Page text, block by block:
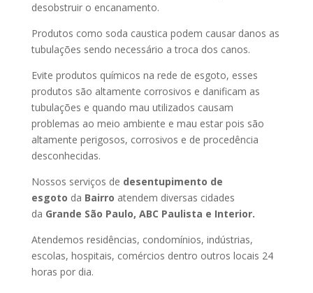
desobstruir o encanamento.
Produtos como soda caustica podem causar danos as
tubulações sendo necessário a troca dos canos.
Evite produtos químicos na rede de esgoto, esses
produtos são altamente corrosivos e danificam as
tubulações e quando mau utilizados causam
problemas ao meio ambiente e mau estar pois são
altamente perigosos, corrosivos e de procedência
desconhecidas.
Nossos serviços de desentupimento de
esgoto da Bairro atendem diversas cidades
da Grande São Paulo, ABC Paulista e Interior.
Atendemos residências, condomínios, indústrias,
escolas, hospitais, comércios dentro outros locais 24
horas por dia.